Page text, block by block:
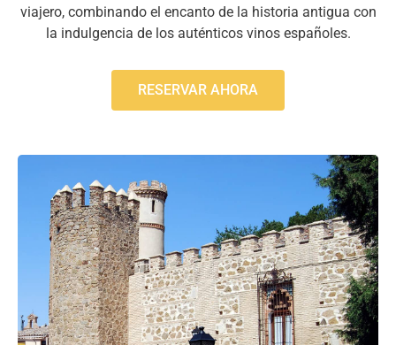
viajero, combinando el encanto de la historia antigua con
la indulgencia de los auténticos vinos españoles.
RESERVAR AHORA